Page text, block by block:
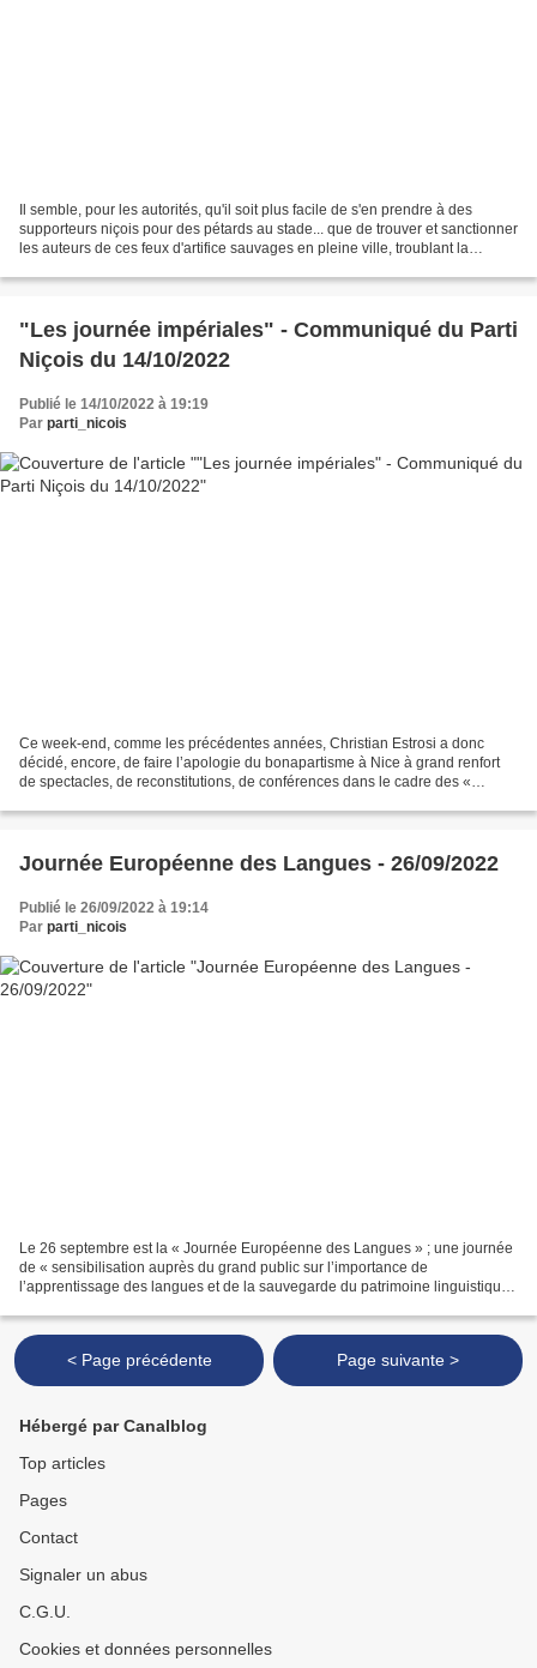
Il semble, pour les autorités, qu'il soit plus facile de s'en prendre à des
supporteurs niçois pour des pétards au stade... que de trouver et sanctionner
les auteurs de ces feux d'artifice sauvages en pleine ville, troublant la
"Les journée impériales" - Communiqué du Parti
Niçois du 14/10/2022
Publié le 14/10/2022 à 19:19
Par parti_nicois
Ce week-end, comme les précédentes années, Christian Estrosi a donc
décidé, encore, de faire l’apologie du bonapartisme à Nice à grand renfort
de spectacles, de reconstitutions, de conférences dans le cadre des «
Journée Européenne des Langues - 26/09/2022
Publié le 26/09/2022 à 19:14
Par parti_nicois
Le 26 septembre est la « Journée Européenne des Langues » ; une journée
de « sensibilisation auprès du grand public sur l’importance de
l’apprentissage des langues et de la sauvegarde du patrimoine linguistique.
< Page précédente Page suivante >
Hébergé par Canalblog
Top articles
Pages
Contact
Signaler un abus
C.G.U.
Cookies et données personnelles